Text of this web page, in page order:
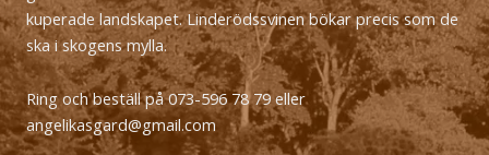
kuperade landskapet. Linderödssvinen bökar precis som de
ska i skogens mylla.
Ring och beställ på 073-596 78 79 eller
angelikasgard@gmail.com